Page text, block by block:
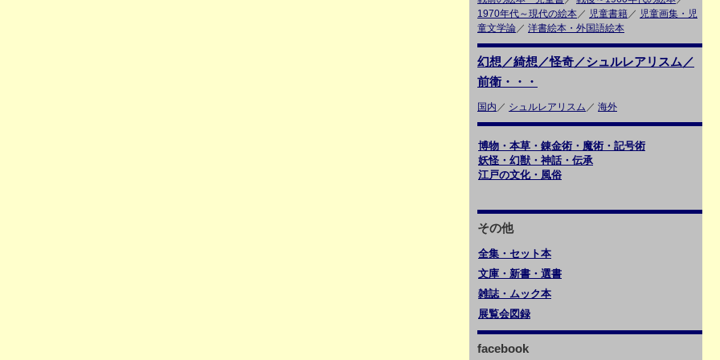
1970年代～現代の絵本／ 児童書籍／ 児童画集・児
童文学論／ 洋書絵本・外国語絵本
幻想／綺想／怪奇／シュルレアリスム／
前衛・・・
国内 ／ シュルレアリスム ／ 海外
博物・本草・錬金術・魔術・記号術
妖怪・幻獣・神話・伝承
江戸の文化・風俗
その他
全集・セット本
文庫・新書・選書
雑誌・ムック本
展覧会図録
facebook